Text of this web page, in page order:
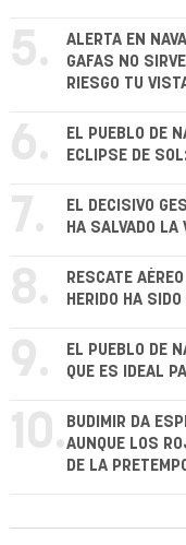
5.
ALERTA EN
GAFAS NO
RIESGO TU
6.
EL PUEBLO DE
ECLIPSE DE
7.
EL DECISIVO
HA SALVADO
8.
RESCATE
HERIDO HA
9.
EL PUEBLO DE
QUE ES IDEAL
10. BUDIMIR DA
AUNQUE LOS
DE LA